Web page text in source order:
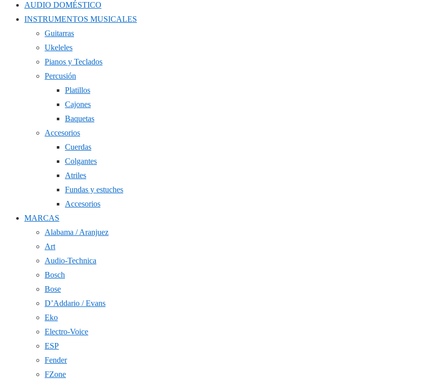
AUDIO DOMÉSTICO
INSTRUMENTOS MUSICALES
Guitarras
Ukeleles
Pianos y Teclados
Percusión
Platillos
Cajones
Baquetas
Accesorios
Cuerdas
Colgantes
Atriles
Fundas y estuches
Accesorios
MARCAS
Alabama / Aranjuez
Art
Audio-Technica
Bosch
Bose
D’Addario / Evans
Eko
Electro-Voice
ESP
Fender
FZone